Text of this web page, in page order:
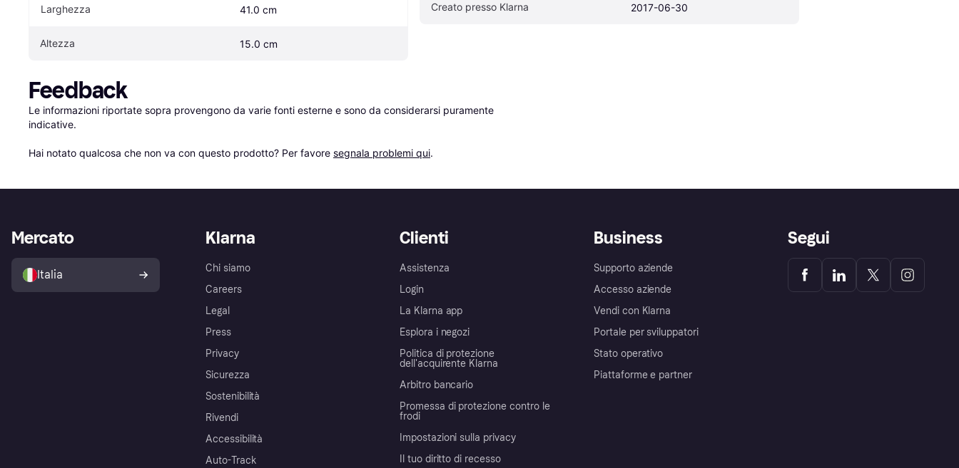
Larghezza 41.0 cm
Altezza 15.0 cm
Creato presso Klarna 2017-06-30
Feedback
Le informazioni riportate sopra provengono da varie fonti esterne e sono da considerarsi puramente
indicative.
Hai notato qualcosa che non va con questo prodotto? Per favore segnala problemi qui.
Klarna
Chi siamo
Careers
Legal
Press
Privacy
Sicurezza
Sostenibilità
Rivendi
Accessibilità
Auto-Track
Clienti
Assistenza
Login
La Klarna app
Esplora i negozi
Politica di protezione
dell'acquirente Klarna
Arbitro bancario
Promessa di protezione contro le
frodi
Impostazioni sulla privacy
Il tuo diritto di recesso
Business
Supporto aziende
Accesso aziende
Vendi con Klarna
Portale per sviluppatori
Stato operativo
Piattaforme e partner
Mercato
Italia
Segui